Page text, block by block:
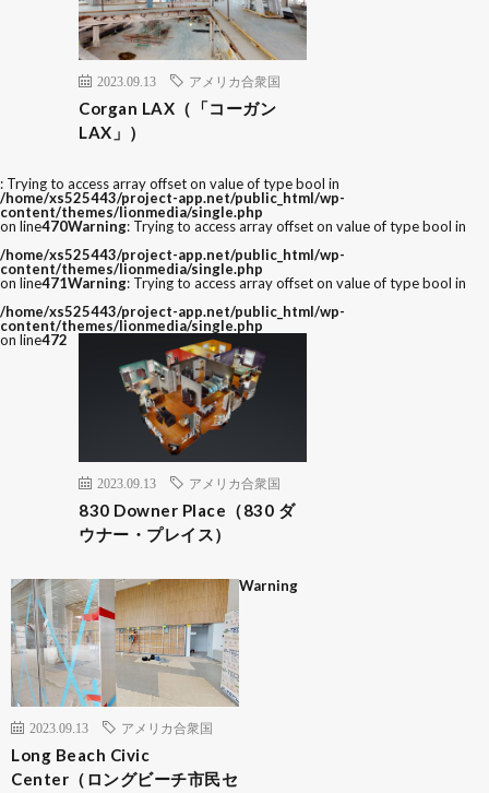
2023.09.13 アメリカ合衆国
Corgan LAX（「コーガン
LAX」）
: Trying to access array offset on value of type bool in
/home/xs525443/project-app.net/public_html/wp-
content/themes/lionmedia/single.php
on line470Warning: Trying to access array offset on value of type bool in
/home/xs525443/project-app.net/public_html/wp-
content/themes/lionmedia/single.php
on line471Warning: Trying to access array offset on value of type bool in
/home/xs525443/project-app.net/public_html/wp-
content/themes/lionmedia/single.php
on line472
2023.09.13 アメリカ合衆国
830 Downer Place（830 ダ
ウナー・プレイス）
2023.09.13 アメリカ合衆国
Long Beach Civic
Center（ロングビーチ市民セ
Warning